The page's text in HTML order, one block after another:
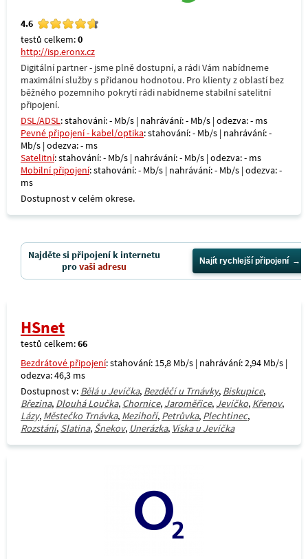
4.6
testů celkem:0
http://isp.eronx.cz
Digitální partner - jsme plně dostupní, a rádi Vám nabídneme
maximální služby s přidanou hodnotou. Pro klienty z oblastí bez
běžného pozemního pokrytí rádi nabídneme stabilní satelitní
připojení.
DSL/ADSL: stahování: - Mb/s | nahrávání: - Mb/s | odezva: - ms
Pevné připojení - kabel/optika: stahování: - Mb/s | nahrávání: -
Mb/s | odezva: - ms
Satelitní: stahování: - Mb/s | nahrávání: - Mb/s | odezva: - ms
Mobilní připojení: stahování: - Mb/s | nahrávání: - Mb/s | odezva: -
ms
Dostupnost v celém okrese.
Najděte si připojení k internetu
provaši adresu Najít rychlejší připojení
HSnet
testů celkem:66
Bezdrátové připojení: stahování: 15,8 Mb/s | nahrávání: 2,94 Mb/s |
odezva: 46,3 ms
Dostupnost v: Bělá u Jevíčka, Bezděčí u Trnávky, Biskupice,
Březina, Dlouhá Loučka, Chornice, Jaroměřice, Jevíčko, Křenov,
Lázy, Městečko Trnávka, Mezihoří, Petrůvka, Plechtinec,
Rozstání, Slatina, Šnekov, Unerázka, Víska u Jevíčka